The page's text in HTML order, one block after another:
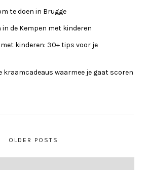
te doen in Brugge
in de Kempen met kinderen
kinderen: 30+ tips voor je
kraamcadeaus waarmee je gaat scoren
OLDER POSTS